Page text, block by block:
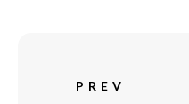
PREV